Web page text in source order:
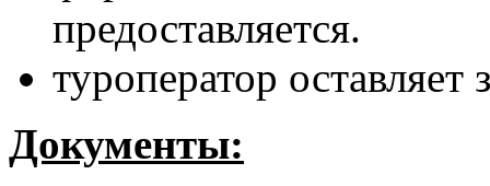
предоставляется.
туроператор
Документы: